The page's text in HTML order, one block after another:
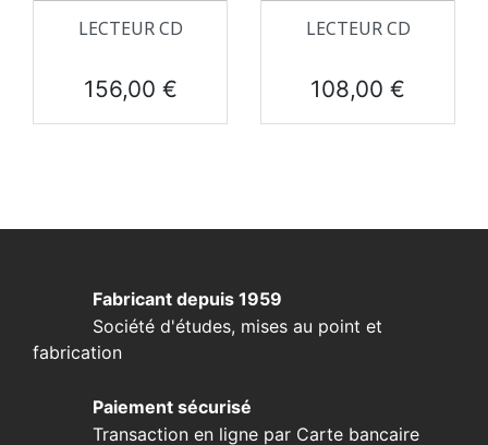
LECTEUR CD
Prix
156,00 €
LECTEUR CD
Prix
108,00 €
Fabricant depuis 1959
Société d'études, mises au point et
fabrication
Paiement sécurisé
Transaction en ligne par Carte bancaire